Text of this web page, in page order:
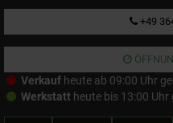
+49
Verkauf heute ab 09:00 Uhr
Werkstatt heute bis 13:00